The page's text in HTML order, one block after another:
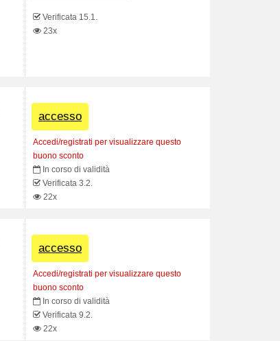
Verificata 15.1.
23x
accesso
Accedi/registrati per visualizzare questo
buono sconto
In corso di validità
Verificata 3.2.
22x
accesso
Accedi/registrati per visualizzare questo
buono sconto
In corso di validità
Verificata 9.2.
22x